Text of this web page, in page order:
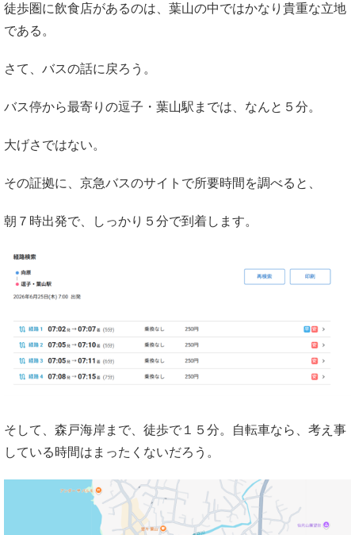
徒歩圏に飲食店があるのは、葉山の中ではかなり貴重な立地
である。
さて、バスの話に戻ろう。
バス停から最寄りの逗子・葉山駅までは、なんと５分。
大げさではない。
その証拠に、京急バスのサイトで所要時間を調べると、
朝７時出発で、しっかり５分で到着します。
そして、森戸海岸まで、徒歩で１５分。自転車なら、考え事
している時間はまったくないだろう。